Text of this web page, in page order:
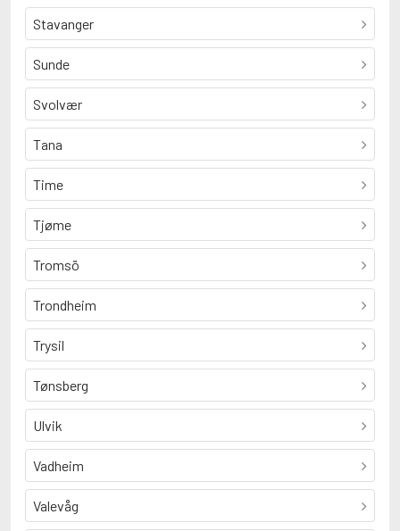
Stavanger
Sunde
Svolvær
Tana
Time
Tjøme
Tromsö
Trondheim
Trysil
Tønsberg
Ulvik
Vadheim
Valevåg